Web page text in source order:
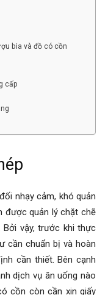
bia và đồ có cồn
cấp
nhạy cảm, khó quản
được quản lý chặt chẽ
vậy, trước khi thực
cần chuẩn bị và hoàn
cần thiết. Bên cạnh
dịch vụ ăn uống nào
cồn còn cần xin giấy